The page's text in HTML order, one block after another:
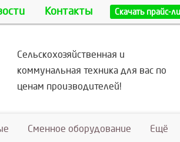
Контакты Скачать прайс-
Сельскохозяйственная и
коммунальная техника для вас по
ценам производителей!
Сменное оборудование Ещё